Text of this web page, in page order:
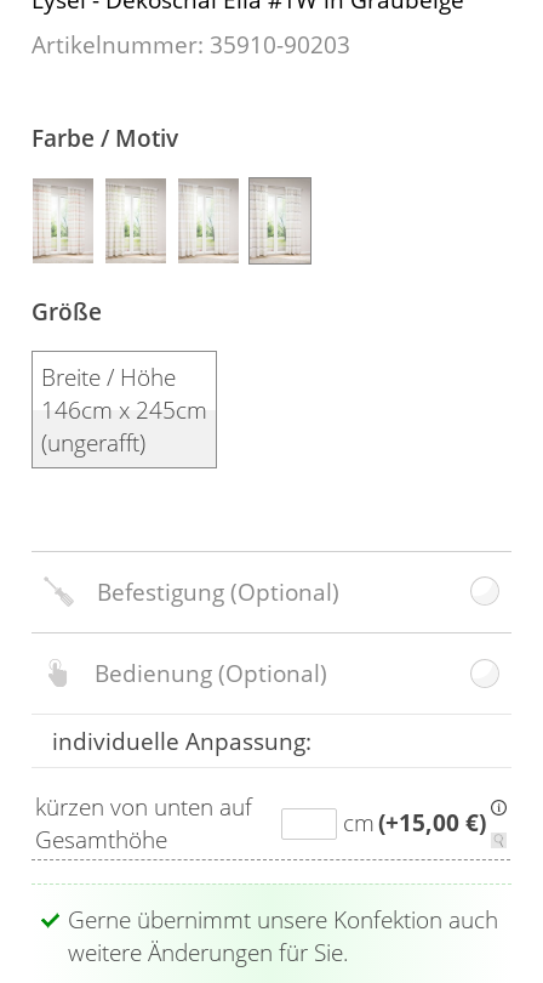
Kissen
Fensterbilder
Gardinenstange
Stoffe
Panneaux
Artikelnummer: 35910-90203
Farbe / Motiv
Größe
Breite / Höhe
146cm x 245cm
(ungerafft)
Befestigung(Optional)
Bedienung(Optional)
individuelle Anpassung:
kürzen von unten auf
Gesamthöhe
cm(+15,00 €)
Gerne übernimmt unsere Konfektion auch
weitere Änderungen für Sie.